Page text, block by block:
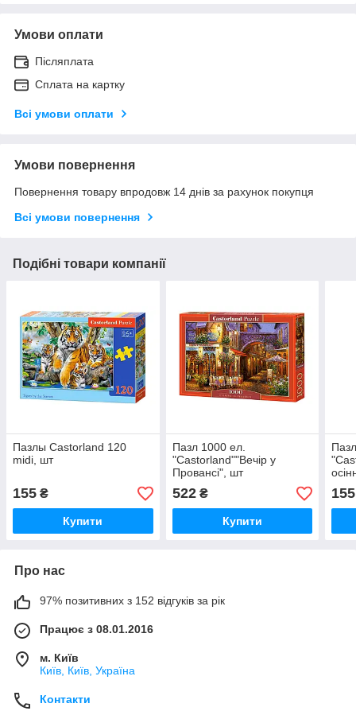
Умови оплати
Післяплата
Сплата на картку
Всі умови оплати
Умови повернення
Повернення товару впродовж 14 днів за рахунок покупця
Всі умови повернення
Подібні товари компанії
Пазлы Castorland 120
midi, шт
155 ₴
Купити
Пазл 1000 ел.
"Castorland""Вечір у
Провансі", шт
522₴
Купити
155
Про нас
97% позитивних з 152 відгуків за рік
Працює з 08.01.2016
м. Київ
Київ, Київ, Україна
Контакти